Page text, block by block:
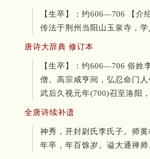
【生卒】：约606—706 【介
传法于荆州当阳山玉泉寺，
唐诗大辞典 修订本
【生卒】：约606—706 俗姓
僧。高宗咸亨间，弘忍命门
武后久视元年(700)召至洛阳
全唐诗续补遗
神秀，开封尉氏李氏子。师
年卒，年百馀岁。谥大通禅师